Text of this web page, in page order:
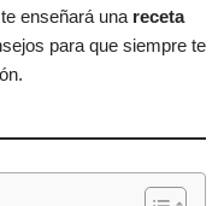
enseñará una receta
para que siempre te